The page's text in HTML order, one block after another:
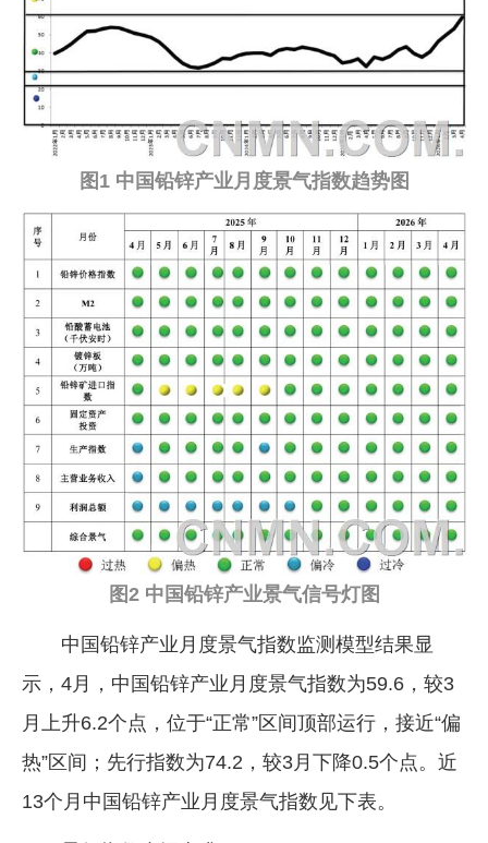
图1 中国铅锌产业月度景气指数趋势图
图2 中国铅锌产业景气信号灯图
中国铅锌产业月度景气指数监测模型结果显
示，4月，中国铅锌产业月度景气指数为59.6，较3
月上升6.2个点，位于“正常”区间顶部运行，接近“偏
热”区间；先行指数为74.2，较3月下降0.5个点。近
13个月中国铅锌产业月度景气指数见下表。